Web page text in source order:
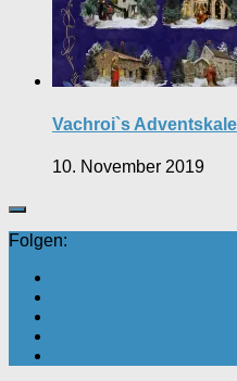
Vachroi`s
10. November 2019
Folgen: